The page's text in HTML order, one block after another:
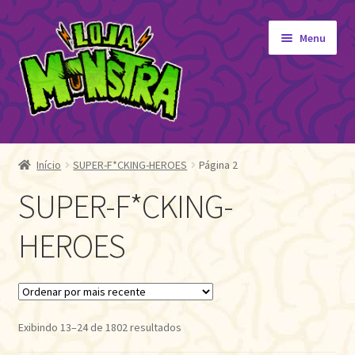
Pular
para
navegação
Pular
para
o
conteúdo
Menu
GIBIS
SUPER-F*CKING-HEROES
MANGÁ
GERAL
PROMOÇÕES
ORIGINAIS
EDITORA MONSTRA
Início SUPER-F*CKING-HEROES Página 2
SUPER-F*CKING-
HEROES
Exibindo 13–24 de 1802 resultadosClassificado